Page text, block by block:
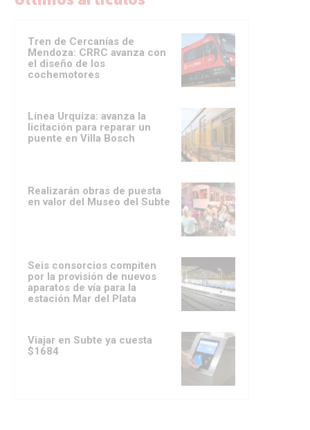
Tren de Cercanías de
Mendoza: CRRC avanza con
el diseño de los
cochemotores
Línea Urquiza: avanza la
licitación para reparar un
puente en Villa Bosch
Realizarán obras de puesta
en valor del Museo del Subte
Seis consorcios compiten
por la provisión de nuevos
aparatos de vía para la
estación Mar del Plata
Viajar en Subte ya cuesta
$1684